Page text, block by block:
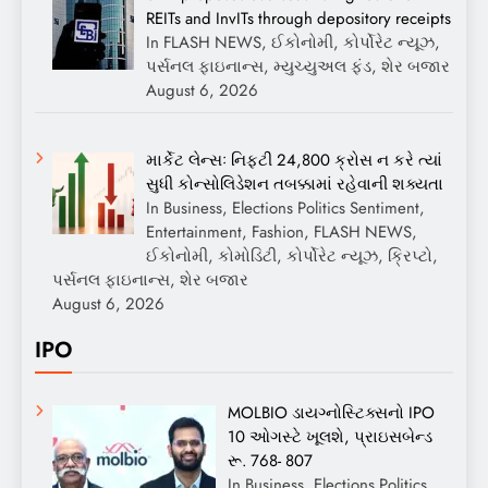
REITs and InvITs through depository receipts
In FLASH NEWS, ઈકોનોમી, કોર્પોરેટ ન્યૂઝ,
પર્સનલ ફાઇનાન્સ, મ્યુચ્યુઅલ ફંડ, શેર બજાર
August 6, 2026
માર્કેટ લેન્સઃ નિફ્ટી 24,800 ક્રોસ ન કરે ત્યાં
સુધી કોન્સોલિડેશન તબક્કામાં રહેવાની શક્યતા
In Business, Elections Politics Sentiment,
Entertainment, Fashion, FLASH NEWS,
ઈકોનોમી, કોમોડિટી, કોર્પોરેટ ન્યૂઝ, ક્રિપ્ટો,
પર્સનલ ફાઇનાન્સ, શેર બજાર
August 6, 2026
IPO
MOLBIO ડાયગ્નોસ્ટિક્સનો IPO
10 ઓગસ્ટે ખૂલશે, પ્રાઇસબેન્ડ
રૂ. 768- 807